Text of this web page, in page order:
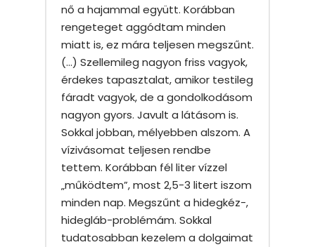
nő a hajammal együtt. Korábban
rengeteget aggódtam minden
miatt is, ez mára teljesen megszűnt.
(…) Szellemileg nagyon friss vagyok,
érdekes tapasztalat, amikor testileg
fáradt vagyok, de a gondolkodásom
nagyon gyors. Javult a látásom is.
Sokkal jobban, mélyebben alszom. A
vízivásomat teljesen rendbe
tettem. Korábban fél liter vízzel
„működtem”, most 2,5-3 litert iszom
minden nap. Megszűnt a hidegkéz-,
hidegláb-problémám. Sokkal
tudatosabban kezelem a dolgaimat